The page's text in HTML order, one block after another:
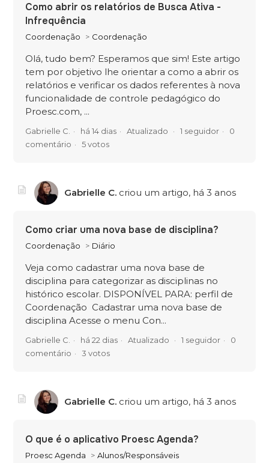
Como abrir os relatórios de Busca Ativa -
Infrequência
Coordenação Coordenação
Olá, tudo bem? Esperamos que sim! Este artigo
tem por objetivo lhe orientar a como a abrir os
relatórios e verificar os dados referentes à nova
funcionalidade de controle pedagógico do
Proesc.com, ...
Gabrielle C. há 14 dias Atualizado 1 seguidor
0
comentário
5 votos
Gabrielle C. criou um artigo, há 3 anos
Como criar uma nova base de disciplina?
Coordenação Diário
Veja como cadastrar uma nova base de
disciplina para categorizar as disciplinas no
histórico escolar. DISPONÍVEL PARA: perfil de
Coordenação Cadastrar uma nova base de
disciplina Acesse o menu Con...
Gabrielle C. há 22 dias Atualizado 1 seguidor
0
comentário
3 votos
Gabrielle C. criou um artigo, há 3 anos
O que é o aplicativo Proesc Agenda?
Proesc Agenda Alunos/Responsáveis